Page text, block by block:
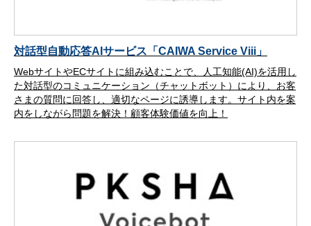
対話型自動応答AIサービス「CAIWA Service Viii」
WebサイトやECサイトに組み込むことで、人工知能(AI)を活用し
た対話型のコミュニケーション（チャットボット）により、お客
さまの質問に回答し、適切なページに誘導します。サイト内を案
内をしながら問題を解決！顧客体験価値を向上！